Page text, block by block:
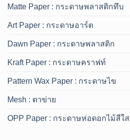
Matte Paper : กระดาษพลาสติกทึบ
Art Paper : กระดาษอาร์ต
Dawn Paper : กระดาษพลาสติก
Kraft Paper : กระดาษคราฟท์
Pattern Wax Paper : กระดาษไข
Mesh : ตาข่าย
OPP Paper : กระดาษห่อดอกไม้สีใส